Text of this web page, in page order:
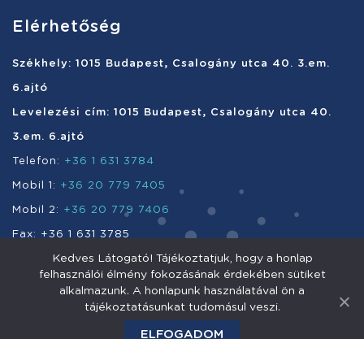
Elérhetőség
Székhely: 1015 Budapest, Csalogány utca 40. 3.em.
6.ajtó
Levelezési cím: 1015 Budapest, Csalogány utca 40.
3.em. 6.ajtó
Telefon: +36 1 631 3784
Mobil 1: +36 20 779 7405
Mobil 2: +36 20 779 7406
Fax: +36 1 631 3785
e-mail:info@enefi.hu
Kedves Látogató! Tájékoztatjuk, hogy a honlap
felhasználói élmény fokozásának érdekében sütiket
alkalmazunk. A honlapunk használatával ön a
tájékoztatásunkat tudomásul veszi.
ELFOGADOM